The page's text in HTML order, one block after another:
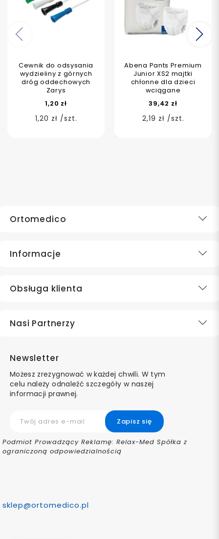
Cewnik do odsysania
wydzieliny z górnych
dróg oddechowych
Zarys
1,20 zł
1,20 zł /szt.
Abena Pants Premium
Junior XS2 majtki
chłonne dla dzieci
wciągane
39,42 zł
2,19 zł /szt.
Poprzedni
Ortomedico
Informacje
Obsługa klienta
Nasi Partnerzy
Newsletter
Możesz zrezygnować w każdej chwili. W tym
celu należy odnaleźć szczegóły w naszej
informacji prawnej.
Podmiot Prowadzący Reklamę: Relax-Med Spółka z
ograniczoną odpowiedzialnością
sklep@ortomedico.pl